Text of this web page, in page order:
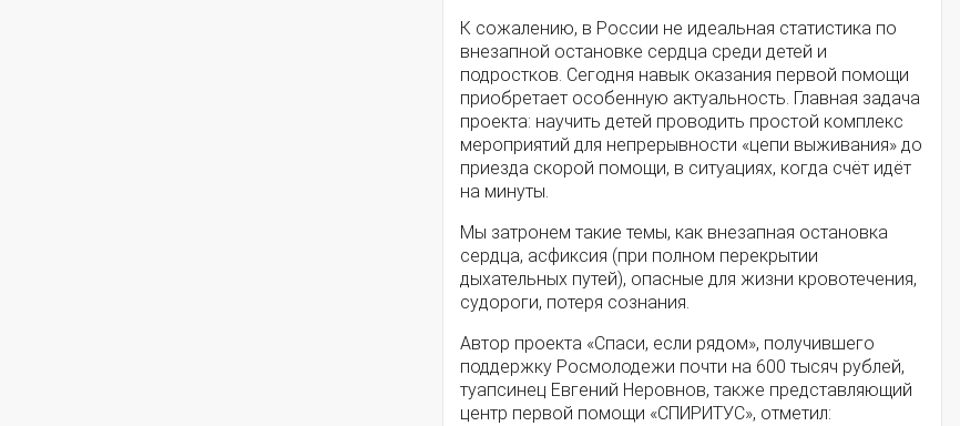
К сожалению, в России не идеальная статистика по
внезапной остановке сердца среди детей и
подростков. Сегодня навык оказания первой помощи
приобретает особенную актуальность. Главная задача
проекта: научить детей проводить простой комплекс
мероприятий для непрерывности «цепи выживания» до
приезда скорой помощи, в ситуациях, когда счёт идёт
на минуты.
Мы затронем такие темы, как внезапная остановка
сердца, асфиксия (при полном перекрытии
дыхательных путей), опасные для жизни кровотечения,
судороги, потеря сознания.
Автор проекта «Спаси, если рядом», получившего
поддержку Росмолодежи почти на 600 тысяч рублей,
туапсинец Евгений Неровнов, также представляющий
центр первой помощи «СПИРИТУС», отметил: